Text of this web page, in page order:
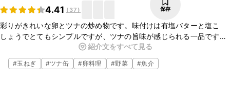
4.41 ( 37) 保存
彩りがきれいな卵とツナの炒め物です。味付けは有塩バターと塩こ
しょうでとてもシンプルですが、ツナの旨味が感じられる一品です。
ごはんのおかずにはもちろん、食パンに挟んでも美味しいので、朝ご
はんにおすすめですよ。
紹介文をすべて見る
#玉ねぎ #ツナ缶 #卵料理 #野菜 #魚介